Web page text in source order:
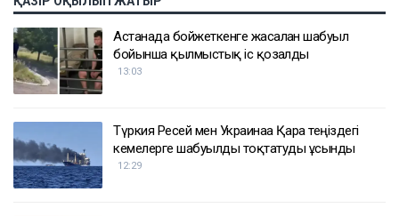
Астанада бойжеткенге жасалған шабуыл
бойынша қылмыстық іс қозғалды
13:03
Түркия Ресей мен Украинаға Қара теңіздегі
кемелерге шабуылды тоқтатуды ұсынды
12:29